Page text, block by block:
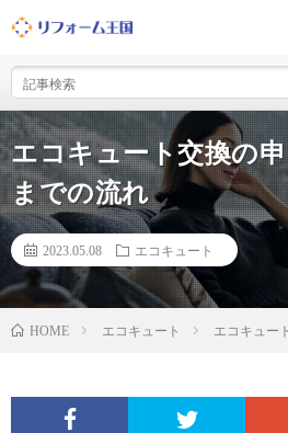
エコキュート交換の
までの流れ
2023.05.08 エコキュート
HOME エコキュート エコキュー